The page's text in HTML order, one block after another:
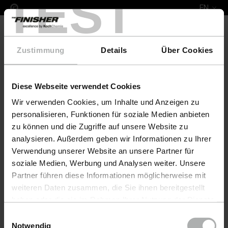
TEST
Zustimmung Details Über Cookies
Diese Webseite verwendet Cookies
Wir verwenden Cookies, um Inhalte und Anzeigen zu
personalisieren, Funktionen für soziale Medien anbieten
zu können und die Zugriffe auf unsere Website zu
analysieren. Außerdem geben wir Informationen zu Ihrer
Verwendung unserer Website an unsere Partner für
soziale Medien, Werbung und Analysen weiter. Unsere
Partner führen diese Informationen möglicherweise mit
weiteren Daten zusammen, die Sie ihnen bereitgestellt
Einstellungen zu den Cookies finden Sie unter
Notwendig
EN
Complete Leather Repair Set